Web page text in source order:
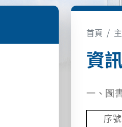
首頁
資
一、圖
序號